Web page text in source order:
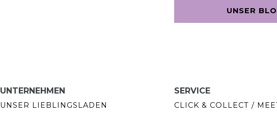
UNSER
UNTERNEHMEN
UNSER LIEBLINGSLADEN
SERVICE
CLICK & COLLECT /